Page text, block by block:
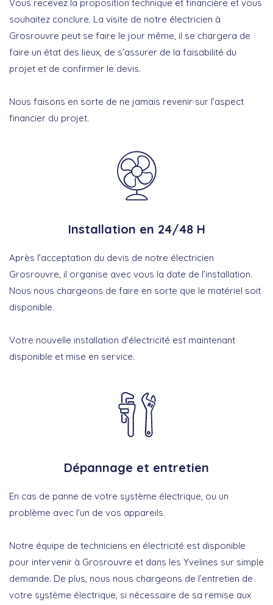
Vous recevez la proposition technique et financière et vous
souhaitez conclure. La visite de notre électricien à
Grosrouvre peut se faire le jour même, il se chargera de
faire un état des lieux, de s’assurer de la faisabilité du
projet et de confirmer le devis.
Nous faisons en sorte de ne jamais revenir sur l’aspect
financier du projet.
Installation en 24/48 H
Après l’acceptation du devis de notre électricien
Grosrouvre, il organise avec vous la date de l’installation.
Nous nous chargeons de faire en sorte que le matériel soit
disponible.
Votre nouvelle installation d’électricité est maintenant
disponible et mise en service.
Dépannage et entretien
En cas de panne de votre système électrique, ou un
problème avec l’un de vos appareils.
Notre équipe de techniciens en électricité est disponible
pour intervenir à Grosrouvre et dans les Yvelines sur simple
demande. De plus, nous nous chargeons de l’entretien de
votre système électrique, si nécessaire de sa remise aux